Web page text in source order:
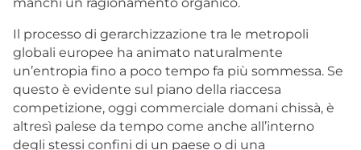
Il processo di gerarchizzazione tra le metropoli
globali europee ha animato naturalmente
un’entropia fino a poco tempo fa più sommessa. Se
questo è evidente sul piano della riaccesa
competizione, oggi commerciale domani chissà, è
altresì palese da tempo come anche all’interno
degli stessi confini di un paese o di una